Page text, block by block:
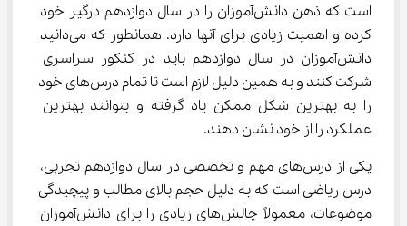
است که ذهن دانش‌آموزان را در سال دوازدهم درگیر خود
کرده و اهمیت زیادی برای آنها دارد. همانطور که می‌دانید
دانش‌آموزان در سال دوازدهم باید در کنکور سراسری
شرکت کنند و به همین دلیل لازم است تا تمام درس‌های خود
را به بهترین شکل ممکن یاد گرفته و بتوانند بهترین
عملکرد را از خود نشان دهند.
یکی از درس‌های مهم و تخصصی در سال دوازدهم تجربی،
درس ریاضی است که به دلیل حجم بالای مطالب و پیچیدگی
موضوعات، معمولاً چالش‌های زیادی را برای دانش‌آموزان